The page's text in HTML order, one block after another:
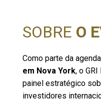
SOBRE O
Como parte da
em Nova York, o
painel estratégico
investidores